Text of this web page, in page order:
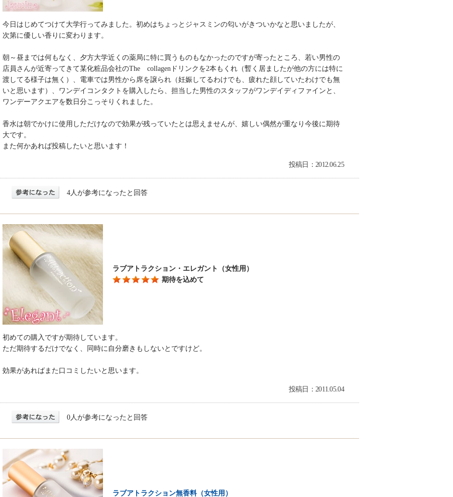
今日はじめてつけて大学行ってみました。初めはちょっとジャスミンの匂いがきついかなと思いましたが、
次第に優しい香りに変わります。
朝～昼までは何もなく、夕方大学近くの薬局に特に買うものもなかったのですが寄ったところ、若い男性の
店員さんが近寄ってきて某化粧品会社のThe collagenドリンクを2本もくれ（暫く居ましたが他の方には特に
渡してる様子は無く）、電車では男性から席を譲られ（妊娠してるわけでも、疲れた顔していたわけでも無
いと思います）、ワンデイコンタクトを購入したら、担当した男性のスタッフがワンデイディファインと、
ワンデーアクエアを数日分こっそりくれました。
香水は朝でかけに使用しただけなので効果が残っていたとは思えませんが、嬉しい偶然が重なり今後に期待
大です。
また何かあれば投稿したいと思います！
投稿日：2012.06.25
4人が参考になったと回答
ラブアトラクション・エレガント（女性用）
期待を込めて
初めての購入ですが期待しています。
ただ期待するだけでなく、同時に自分磨きもしないとですけど。
効果があればまた口コミしたいと思います。
投稿日：2011.05.04
0人が参考になったと回答
ラブアトラクション無香料（女性用）